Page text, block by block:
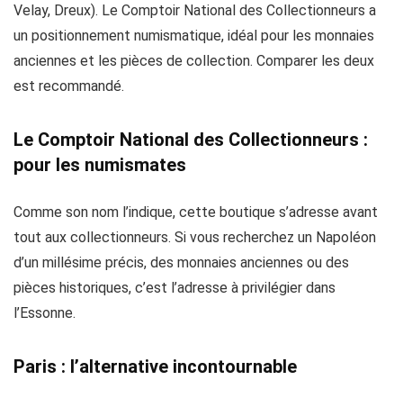
Velay, Dreux). Le Comptoir National des Collectionneurs a
un positionnement numismatique, idéal pour les monnaies
anciennes et les pièces de collection. Comparer les deux
est recommandé.
Le Comptoir National des Collectionneurs :
pour les numismates
Comme son nom l’indique, cette boutique s’adresse avant
tout aux collectionneurs. Si vous recherchez un Napoléon
d’un millésime précis, des monnaies anciennes ou des
pièces historiques, c’est l’adresse à privilégier dans
l’Essonne.
Paris : l’alternative incontournable